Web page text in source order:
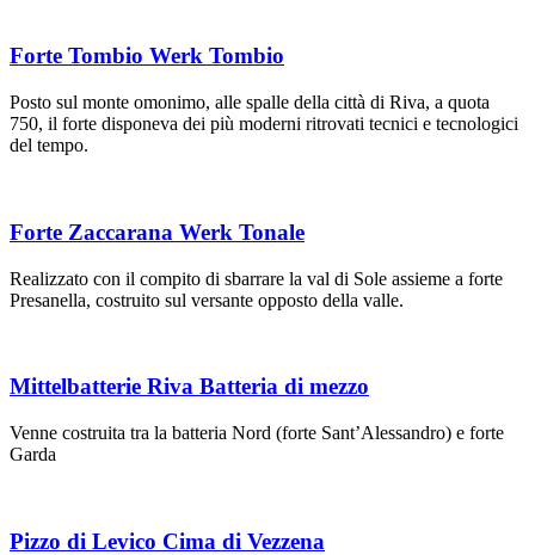
Forte Tombio Werk Tombio
Posto sul monte omonimo, alle spalle della città di Riva, a quota
750, il forte disponeva dei più moderni ritrovati tecnici e tecnologici
del tempo.
Forte Zaccarana Werk Tonale
Realizzato con il compito di sbarrare la val di Sole assieme a forte
Presanella, costruito sul versante opposto della valle.
Mittelbatterie Riva Batteria di mezzo
Venne costruita tra la batteria Nord (forte Sant’Alessandro) e forte
Garda
Pizzo di Levico Cima di Vezzena